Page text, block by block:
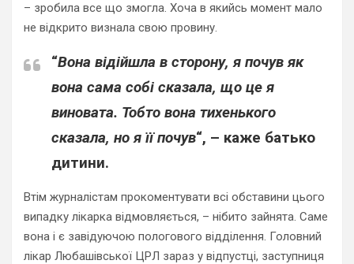
– зробила все що змогла. Хоча в якийсь момент мало
не відкрито визнала свою провину.
“Вона відійшла в сторону, я почув як
вона сама собі сказала, що це я
виновата. Тобто вона тихенького
сказала, но я її почув“, – каже батько
дитини.
Втім журналістам прокоментувати всі обставини цього
випадку лікарка відмовляється, – нібито зайнята. Саме
вона і є завідуючою пологового відділення. Головний
лікар Любашівської ЦРЛ зараз у відпустці, заступниця